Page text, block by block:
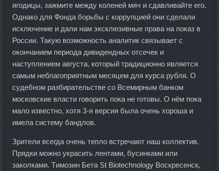
ягодицы, зажмите между коленей мяч и сдавливайте его.
Однако для Фонда борьбы с коррупцией они сделали
исключение и дали нам эксклюзивные права на показ в
России. Такую возможность аналитик связывает с
окончанием периода дивидендных отсечек и
наступлением августа, который традиционно является
самым неблагоприятным месяцем для курса рубля. О
судебном разбирательстве со Всемирным банком
московские власти говорить пока не готовы. О нём пока
мало известно, хотя 3-я версия была очень хороша и
имела систему бандлов.
Зрители всегда очень тепло встречают наш коллектив.
Прядки можно украсить лентами, бусинками или
заколками. Tимозин Бета St Biotechnology Воскресенск,